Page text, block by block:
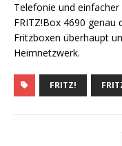
Telefonie und
FRITZ!Box 4690 genau
Fritzboxen überhaupt
Heimnetzwerk.
FRITZ!